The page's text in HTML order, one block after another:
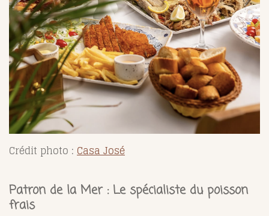
Crédit photo : Casa José
Patron de la Mer : Le spécialiste du poisson
frais